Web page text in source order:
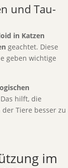
und Tau-
in Katzen
geachtet. Diese
geben wichtige
hilft, die
Tiere besser zu
im